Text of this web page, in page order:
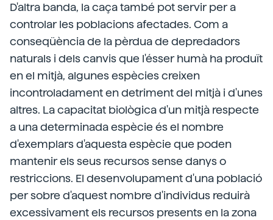
D'altra banda, la caça també pot servir per a
controlar les poblacions afectades. Com a
conseqüència de la pèrdua de depredadors
naturals i dels canvis que l'ésser humà ha produït
en el mitjà, algunes espècies creixen
incontroladament en detriment del mitjà i d'unes
altres. La capacitat biològica d'un mitjà respecte
a una determinada espècie és el nombre
d'exemplars d'aquesta espècie que poden
mantenir els seus recursos sense danys o
restriccions. El desenvolupament d'una població
per sobre d'aquest nombre d'individus reduirà
excessivament els recursos presents en la zona